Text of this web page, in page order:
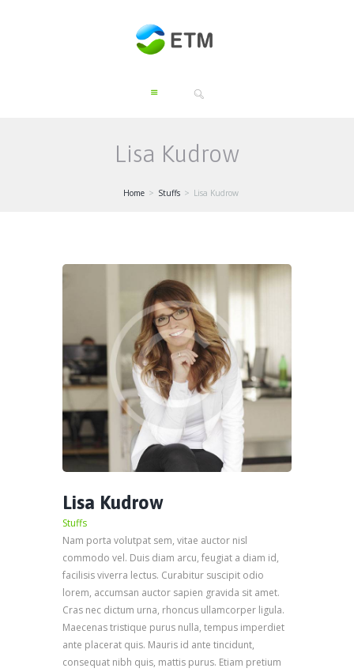
Lisa Kudrow
Home Stuffs Lisa Kudrow
Lisa Kudrow
Stuffs
Nam porta volutpat sem, vitae auctor nisl
commodo vel. Duis diam arcu, feugiat a diam id,
facilisis viverra lectus. Curabitur suscipit odio
lorem, accumsan auctor sapien gravida sit amet.
Cras nec dictum urna, rhoncus ullamcorper ligula.
Maecenas tristique purus nulla, tempus imperdiet
ante placerat quis. Mauris id ante tincidunt,
consequat nibh quis, mattis purus. Etiam pretium